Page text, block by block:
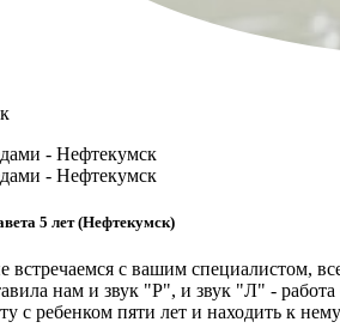
- Нефтекумск
- Нефтекумск
5 лет (Нефтекумск)
встречаемся с вашим специалистом,
нам и звук "Р", и звук "Л" -
с ребенком пяти лет и находить к